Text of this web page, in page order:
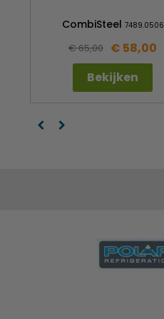
CombiSteel 7489.0506
€ 65,00 € 58,00
Bekijken